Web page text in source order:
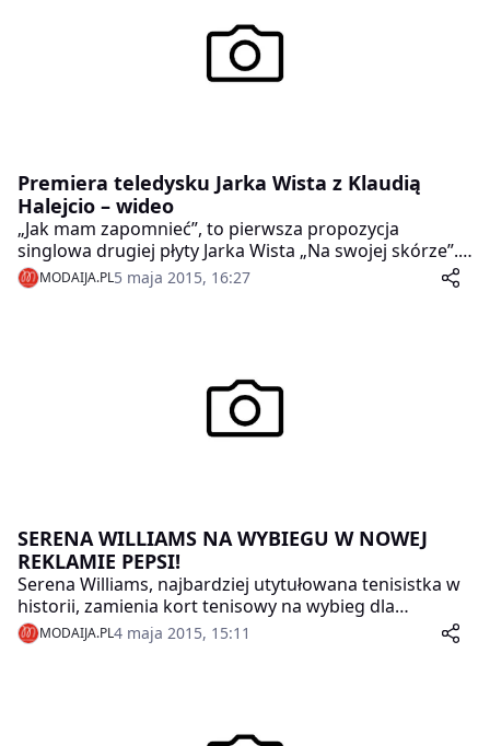
Premiera teledysku Jarka Wista z Klaudią
Halejcio – wideo
„Jak mam zapomnieć”, to pierwsza propozycja
singlowa drugiej płyty Jarka Wista „Na swojej skórze”.
Teledysk do utworu został nagrany we współpracy z
nominowanym do nagrody Fryderyka Michałem
MODAIJA.PL5 maja 2015, 16:27
SERENA WILLIAMS NA WYBIEGU W NOWEJ
REKLAMIE PEPSI!
Serena Williams, najbardziej utytułowana tenisistka w
historii, zamienia kort tenisowy na wybieg dla
modelek, po którym z gracją przechodzi w eleganckiej
czarnej sukni.
MODAIJA.PL4 maja 2015, 15:11